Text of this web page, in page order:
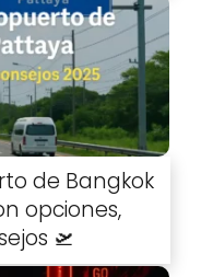
de Bangkok
opciones,
🛫